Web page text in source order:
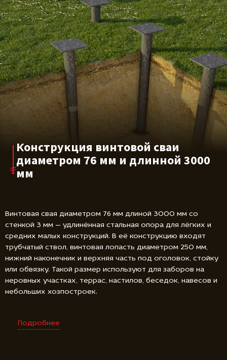
Конструкция винтовой сваи
диаметром 76 мм и длинной 3000
мм
Винтовая свая диаметром 76 мм длиной 3000 мм со
стенкой 3 мм — удлинённая стальная опора для лёгких и
средних малых конструкций. В её конструкцию входят
трубчатый ствол, винтовая лопасть диаметром 250 мм,
нижний наконечник и верхняя часть под оголовок, стойку
или обвязку. Такой размер используют для заборов на
неровных участках, террас, настилов, беседок, навесов и
небольших хозпостроек.
Подробнее